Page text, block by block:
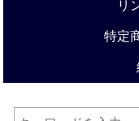
リ
特定